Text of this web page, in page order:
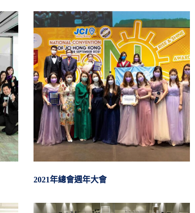
2021年總會週年大會